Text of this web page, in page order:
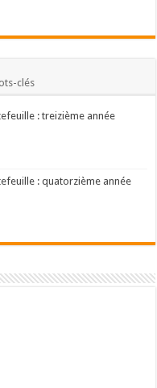
clés
: treizième année
: quatorzième année